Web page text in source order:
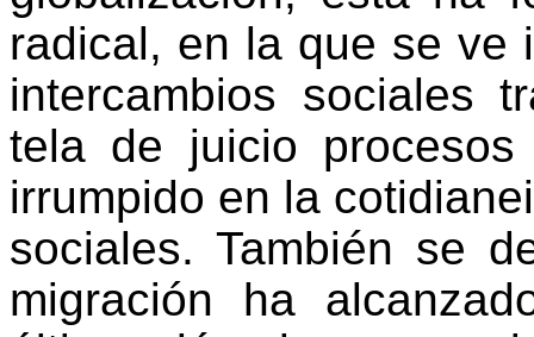
radical, en la que se ve
intercambios sociales
tela de juicio
irrumpido en la
sociales. También se
migración ha